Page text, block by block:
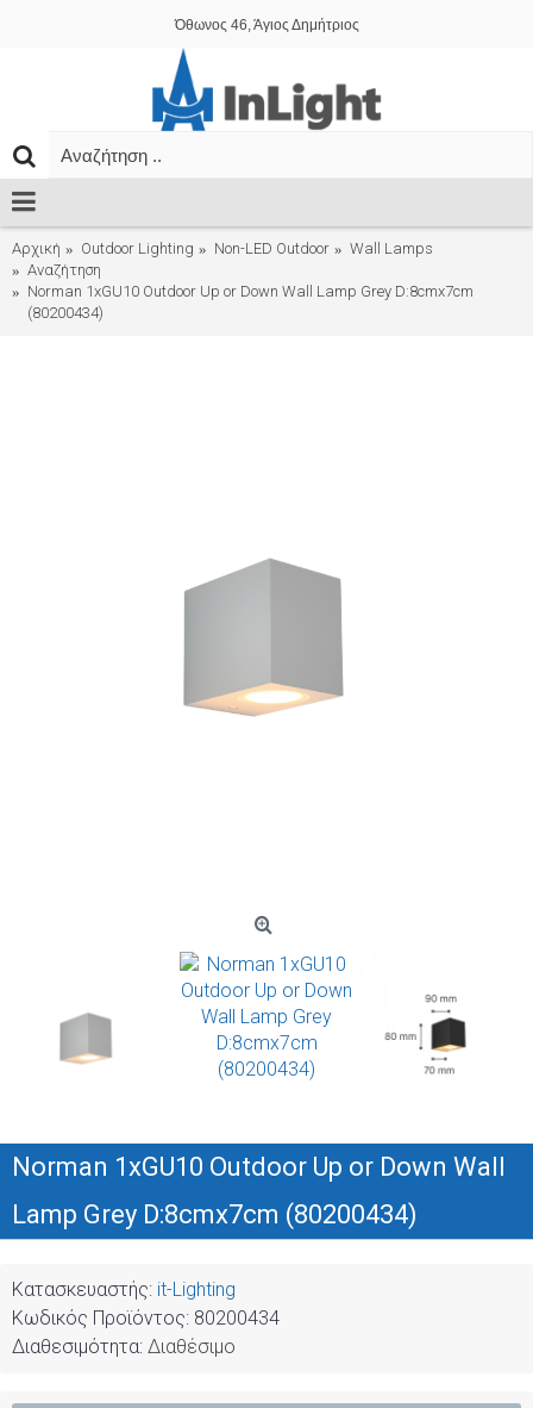
Όθωνος 46, Άγιος Δημήτριος
Αρχική Outdoor Lighting Non-LED Outdoor
Wall Lamps
Αναζήτηση
Norman 1xGU10 Outdoor Up or Down Wall Lamp Grey D:8cmx7cm
(80200434)
Norman 1xGU10 Outdoor Up or Down Wall
Lamp Grey D:8cmx7cm (80200434)
Κατασκευαστής: it-Lighting
Κωδικός Προϊόντος: 80200434
Διαθεσιμότητα: Διαθέσιμο